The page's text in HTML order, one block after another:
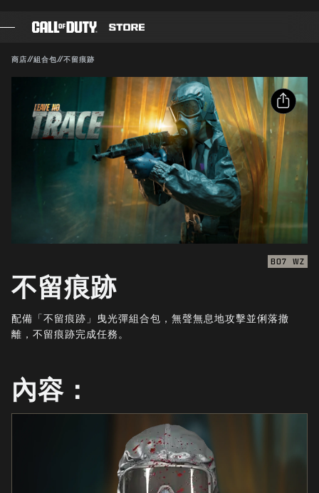
戰爭通行證
黑影部隊
《決勝時刻》商店
遊戲
最新消息
電競
商店//組合包//不留痕跡
相容：
確認購買
取消
Activision得隨時更新、替換或移除此遊戲內容。
分享
電子郵件
Facebook
X
BO7 WZ
不留痕跡
配備「不留痕跡」曳光彈組合包，無聲無息地攻擊並俐落撤
離，不留痕跡完成任務。
內容：